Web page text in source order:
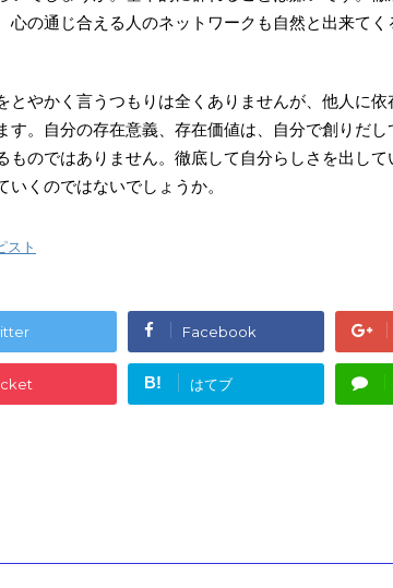
心の通じ合える人のネットワークも自然と出来てく
とやかく言うつもりは全くありませんが、他人に
す。自分の存在意義、存在価値は、自分で創りだ
ものではありません。徹底して自分らしさを出し
いくのではないでしょうか。
スト
Facebook
B! はてブ